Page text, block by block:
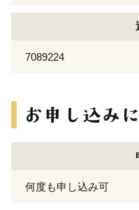
7089224
何度も申し込み可